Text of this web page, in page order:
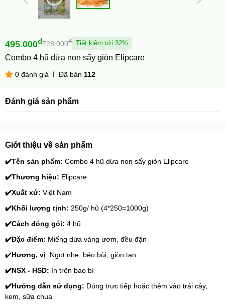
495.000đ728.000đ Tiết kiệm tới 32%
Combo 4 hũ dừa non sấy giòn Elipcare
0 đánh giá Đã bán 112
Đánh giá sản phẩm
Giới thiệu về sản phẩm
✔️Tên sản phẩm: Combo 4 hũ dừa non sấy giòn Elipcare
✔️Thương hiệu: Elipcare
✔️Xuất xứ: Việt Nam
✔️Khối lượng tịnh: 250g/ hũ (4*250=1000g)
✔️Cách đóng gói: 4 hũ
✔️Đặc điểm: Miếng dừa vàng ươm, đều đặn
✔️Hương, vị: Ngọt nhẹ, béo bùi, giòn tan
✔️NSX - HSD: In trên bao bì
✔️Hướng dẫn sử dụng: Dùng trực tiếp hoặc thêm vào trái cây,
kem, sữa chua